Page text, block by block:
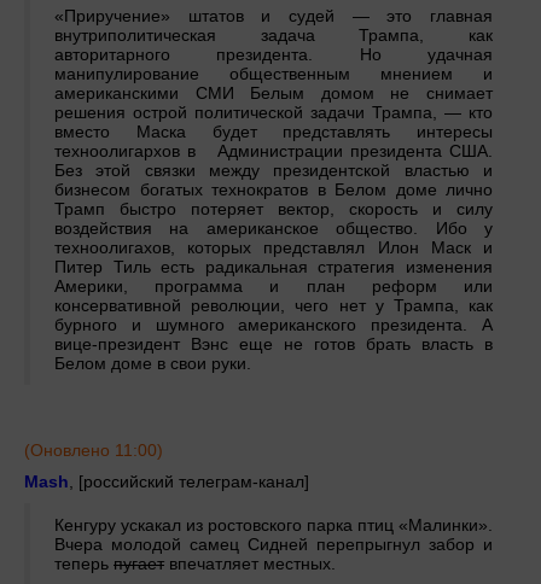
«Приручение» штатов и судей — это главная
внутриполитическая задача Трампа, как
авторитарного президента. Но удачная
манипулирование общественным мнением и
американскими СМИ Белым домом не снимает
решения острой политической задачи Трампа, — кто
вместо Маска будет представлять интересы
техноолигархов в Администрации президента США.
Без этой связки между президентской властью и
бизнесом богатых технократов в Белом доме лично
Трамп быстро потеряет вектор, скорость и силу
воздействия на американское общество. Ибо у
техноолигахов, которых представлял Илон Маск и
Питер Тиль есть радикальная стратегия изменения
Америки, программа и план реформ или
консервативной революции, чего нет у Трампа, как
бурного и шумного американского президента. А
вице-президент Вэнс еще не готов брать власть в
Белом доме в свои руки.
(Оновлено 11:00)
Mash, [российский телеграм-канал]
Кенгуру ускакал из ростовского парка птиц «Малинки».
Вчера молодой самец Сидней перепрыгнул забор и
теперь пугает впечатляет местных.